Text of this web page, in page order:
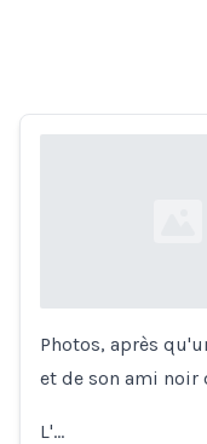
Loading...
Photos, après
et de son ami
L'…